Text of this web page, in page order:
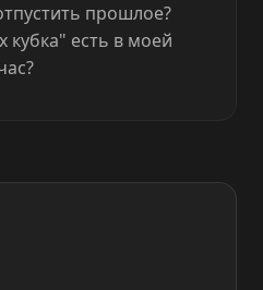
прошлое?
кубка" есть в моей